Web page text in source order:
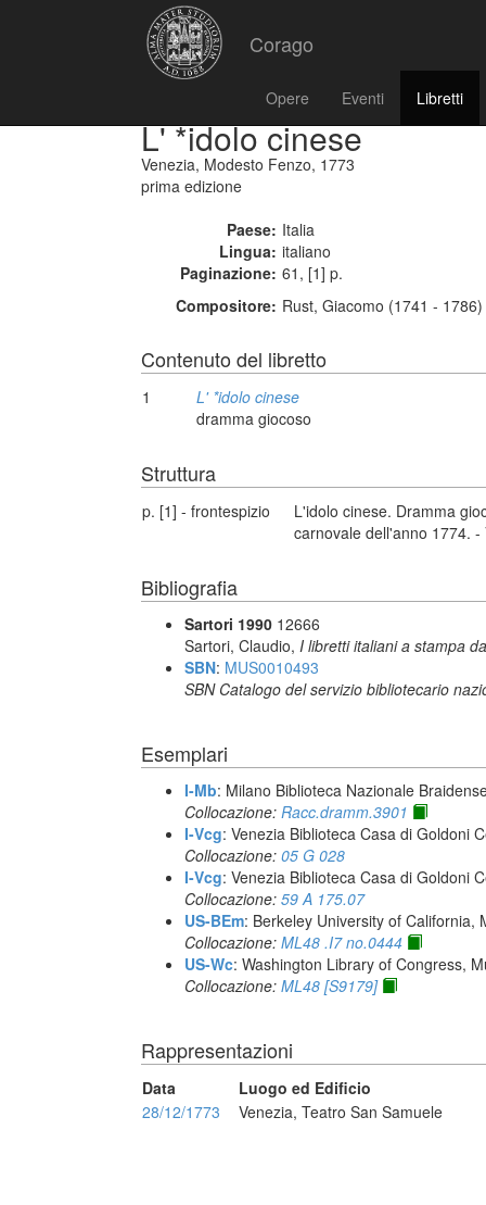
Corago
Opere Eventi Libretti
L' *idolo cinese
Venezia, Modesto Fenzo, 1773
prima edizione
Paese: Italia
Lingua: italiano
Paginazione: 61, [1] p.
Compositore: Rust, Giacomo (1741 - 1786)
Contenuto del libretto
1
L' *idolo cinese
dramma giocoso
Struttura
p. [1] - frontespizio
L'idolo cinese. Dramma
carnovale dell'anno 1774.
Bibliografia
Sartori 1990 12666
Sartori, Claudio, I libretti italiani a stampa
SBN: MUS0010493
SBN Catalogo del servizio bibliotecario
Esemplari
I-Mb: Milano Biblioteca Nazionale
Collocazione: Racc.dramm.3901
I-Vcg: Venezia Biblioteca Casa di Goldoni
Collocazione: 05 G 028
I-Vcg: Venezia Biblioteca Casa di Goldoni
Collocazione: 59 A 175.07
US-BEm: Berkeley University of California,
Collocazione: ML48 .I7 no.0444
US-Wc: Washington Library of Congress,
Collocazione: ML48 [S9179]
Rappresentazioni
Data
Luogo ed Edificio
28/12/1773
Venezia, Teatro San Samuele